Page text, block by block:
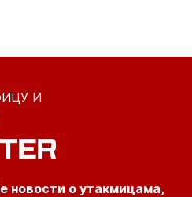
И
новости о утакмицама,